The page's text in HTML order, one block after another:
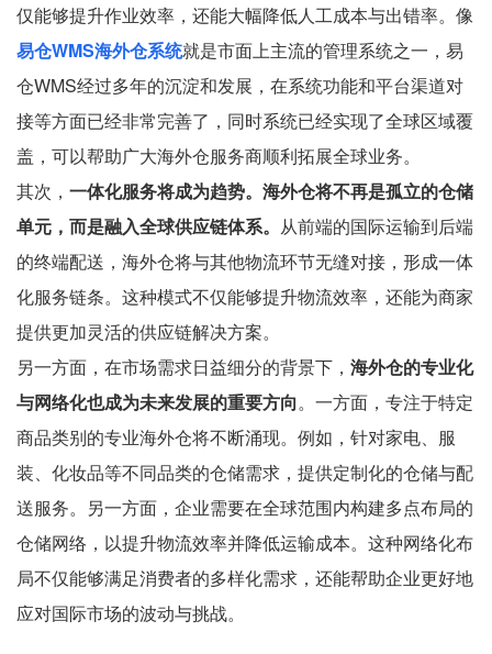
仅能够提升作业效率，还能大幅降低人工成本与出错率。像
易仓WMS海外仓系统就是市面上主流的管理系统之一，易
仓WMS经过多年的沉淀和发展，在系统功能和平台渠道对
接等方面已经非常完善了，同时系统已经实现了全球区域覆
盖，可以帮助广大海外仓服务商顺利拓展全球业务。
其次， 一体化服务将成为趋势。海外仓将不再是孤立的仓储
单元，而是融入全球供应链体系。 从前端的国际运输到后端
的终端配送，海外仓将与其他物流环节无缝对接，形成一体
化服务链条。这种模式不仅能够提升物流效率，还能为商家
提供更加灵活的供应链解决方案。
另一方面，在市场需求日益细分的背景下， 海外仓的专业化
与网络化也成为未来发展的重要方向。一方面，专注于特定
商品类别的专业海外仓将不断涌现。例如，针对家电、服
装、化妆品等不同品类的仓储需求，提供定制化的仓储与配
送服务。另一方面，企业需要在全球范围内构建多点布局的
仓储网络，以提升物流效率并降低运输成本。这种网络化布
局不仅能够满足消费者的多样化需求，还能帮助企业更好地
应对国际市场的波动与挑战。